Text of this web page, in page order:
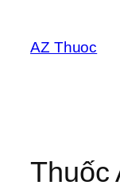
phầnAZ Thuoc
Thuốc